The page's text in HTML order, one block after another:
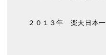
２０１３年 楽天日本一